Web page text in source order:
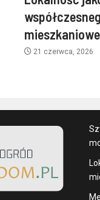
21 czerwca, 2026